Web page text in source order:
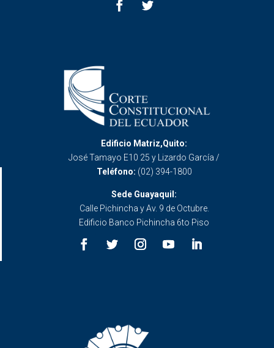
Edificio Matriz,Quito:
José Tamayo E10 25 y Lizardo García /
Teléfono: (02) 394-1800
Sede Guayaquil:
Calle Pichincha y Av. 9 de Octubre.
Edificio Banco Pichincha 6to Piso